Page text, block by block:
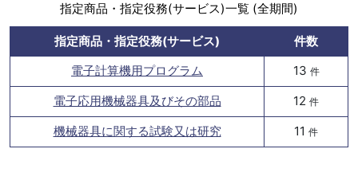
指定商品・指定役務(サービス)一覧 (全期間)
指定商品・指定役務(サービス)
件数
電子計算機用プログラム
13 件
電子応用機械器具及びその部品 12 件
機械器具に関する試験又は研究 11 件